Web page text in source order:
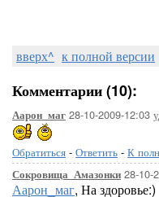
вверх^ к полной версии
Комментарии (10):
Аарон_маг 28-10-2009-12:03
Обратиться - Ответить - К
Сокровища_Амазонки 28-10-
Аарон_маг, На здоровье:)